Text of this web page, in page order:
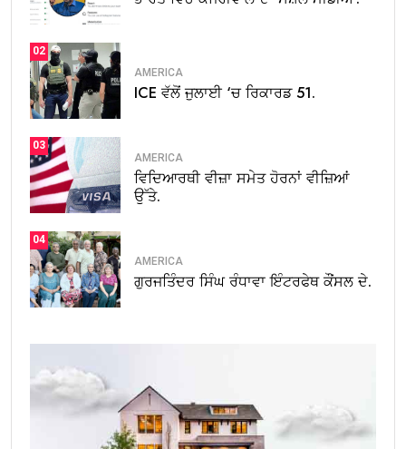
02
AMERICA
ICE ਵੱਲੋਂ ਜੁਲਾਈ ‘ਚ ਰਿਕਾਰਡ 51.
03
AMERICA
ਵਿਦਿਆਰਥੀ ਵੀਜ਼ਾ ਸਮੇਤ ਹੋਰਨਾਂ ਵੀਜ਼ਿਆਂ
ਉੱਤੇ.
04
AMERICA
ਗੁਰਜਤਿੰਦਰ ਸਿੰਘ ਰੰਧਾਵਾ ਇੰਟਰਫੇਥ ਕੌਂਸਲ ਦੇ.